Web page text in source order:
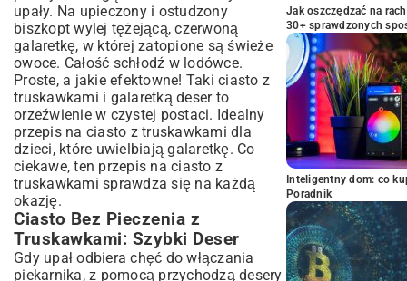
upały. Na upieczony i ostudzony
biszkopt wylej tężejącą, czerwoną
galaretkę, w której zatopione są świeże
owoce. Całość schłodź w lodówce.
Proste, a jakie efektowne! Taki ciasto z
truskawkami i galaretką deser to
orzeźwienie w czystej postaci. Idealny
przepis na ciasto z truskawkami dla
dzieci, które uwielbiają galaretkę. Co
ciekawe, ten przepis na ciasto z
truskawkami sprawdza się na każdą
okazję.
Ciasto Bez Pieczenia z
Truskawkami: Szybki Deser
Gdy upał odbiera chęć do włączania
piekarnika, z pomocą przychodzą desery
Jak oszczędzać na
30+ sprawdzonych
Inteligentny dom: co
Poradnik